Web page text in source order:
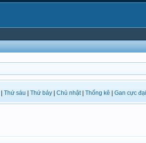
Thứ sáu Thứ bảy Chủ nhật| Thống kê Gan cực đại